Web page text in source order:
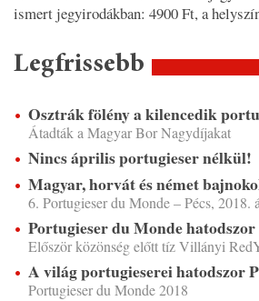
ismert jegyirodákban: 4900 Ft, a
Legfrissebb
Osztrák fölény a kilencedik
Átadták a Magyar Bor Nagydíjakat
Nincs április portugieser nélkül!
Magyar, horvát és német
6. Portugieser du Monde – Pécs, 2018.
Portugieser du Monde hatodszor
Először közönség előtt tíz Villányi
A világ portugieserei hatodszor
Portugieser du Monde 2018